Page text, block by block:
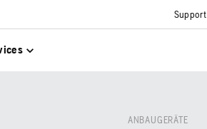
Support
ANBAUGERÄTE